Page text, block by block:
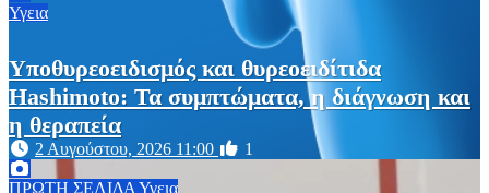
Υγεια
Υποθυρεοειδισμός και θυρεοειδίτιδα
Hashimoto: Τα συμπτώματα, η διάγνωση και
η θεραπεία
2 Αυγούστου, 2026 11:00 1
ΠΡΩΤΗ ΣΕΛΙΔΑΥγεια